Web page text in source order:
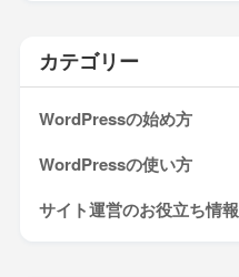
カテゴリー
WordPressの始め方
WordPressの使い方
サイト運営のお役立ち情報